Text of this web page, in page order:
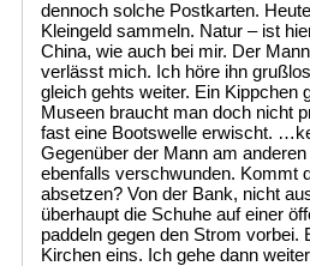
dennoch solche Postkarten.
Kleingeld sammeln. Natur – ist
China, wie auch bei mir. Der
verlässt mich. Ich höre ihn
gleich gehts weiter. Ein Kippchen
Museen braucht man doch nicht
fast eine Bootswelle erwischt.
Gegenüber der Mann am
ebenfalls verschwunden. Kommt
absetzen? Von der Bank, nicht
überhaupt die Schuhe auf einer
paddeln gegen den Strom vorbei.
Kirchen eins. Ich gehe dann